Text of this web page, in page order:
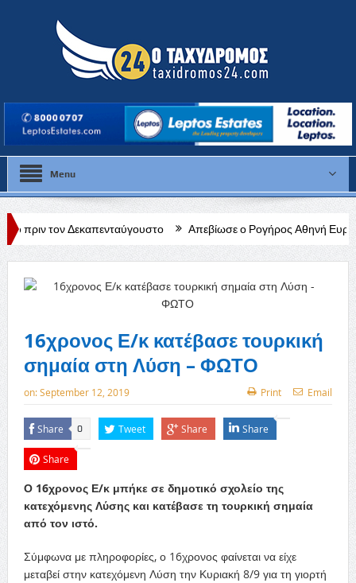
Menu
Απεβίωσε ο Ρογήρος Αθηνή Ευριπίδου Η
16χρονος Ε/κ κατέβασε τουρκική
σημαία στη Λύση – ΦΩΤΟ
on:September 12, 2019 Print Email
Share 0 Tweet Share Share
Share
Ο 16χρονος Ε/κ μπήκε σε δημοτικό σχολείο της
κατεχόμενης Λύσης και κατέβασε τη τουρκική σημαία
από τον ιστό.
Σύμφωνα με πληροφορίες, ο 16χρονος φαίνεται να είχε
μεταβεί στην κατεχόμενη Λύση την Κυριακή 8/9 για τη γιορτή